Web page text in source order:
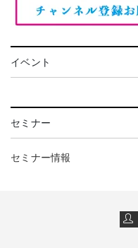
イベント
セミナー
セミナー情報